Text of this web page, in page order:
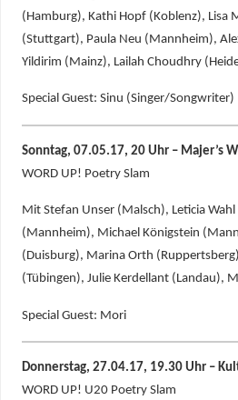
(Hamburg), Kathi Hopf (Koblenz), Lisa
(Stuttgart), Paula Neu (Mannheim),
Yildirim (Mainz), Lailah Choudhry
Special Guest: Sinu (Singer/Songwriter)
Sonntag, 07.05.17, 20 Uhr – Majer’s
WORD UP! Poetry Slam
Mit Stefan Unser (Malsch), Leticia
(Mannheim), Michael Königstein
(Duisburg), Marina Orth
(Tübingen), Julie Kerdellant (Landau),
Special Guest: Mori
Donnerstag, 27.04.17, 19.30 Uhr –
WORD UP! U20 Poetry Slam